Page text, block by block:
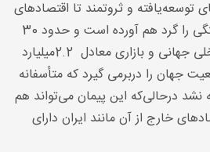
توسعه‌یافته و ثروتمند تا اقتصادهای
با کمترین درجه توسعه‌یافتگی را گرد هم آورده است و حدود 30
جهانی و بازاری معادل 2.2میلیارد
30 درصد جمعیت جهان را دربرمی گیرد که متأسفانه
نشد درحالی‌که این پیمان می‌تواند هم
خارج از آن مانند ایران دارای